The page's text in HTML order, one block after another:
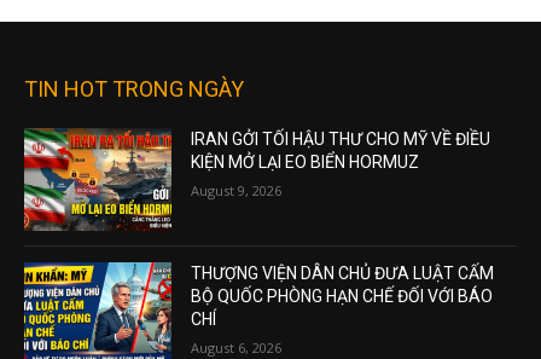
TIN HOT TRONG NGÀY
IRAN GỞI TỐI HẬU THƯ CHO MỸ VỀ ĐIỀU
KIỆN MỞ LẠI EO BIỂN HORMUZ
August 9, 2026
THƯỢNG VIỆN DÂN CHỦ ĐƯA LUẬT CẤM
BỘ QUỐC PHÒNG HẠN CHẾ ĐỐI VỚI BÁO
CHÍ
August 6, 2026